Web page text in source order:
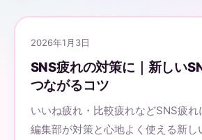
2026年1月3日
SNS疲れの対策に｜新しい
つながるコツ
いいね疲れ・比較疲れなどSNS疲れ
編集部が対策と心地よく使える新し